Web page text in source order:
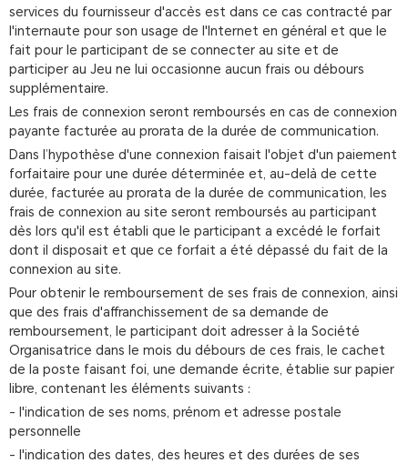
services du fournisseur d'accès est dans ce cas contracté par
l'internaute pour son usage de l'Internet en général et que le
fait pour le participant de se connecter au site et de
participer au Jeu ne lui occasionne aucun frais ou débours
supplémentaire.
Les frais de connexion seront remboursés en cas de connexion
payante facturée au prorata de la durée de communication.
Dans l’hypothèse d'une connexion faisait l'objet d'un paiement
forfaitaire pour une durée déterminée et, au-delà de cette
durée, facturée au prorata de la durée de communication, les
frais de connexion au site seront remboursés au participant
dès lors qu'il est établi que le participant a excédé le forfait
dont il disposait et que ce forfait a été dépassé du fait de la
connexion au site.
Pour obtenir le remboursement de ses frais de connexion, ainsi
que des frais d'affranchissement de sa demande de
remboursement, le participant doit adresser à la Société
Organisatrice dans le mois du débours de ces frais, le cachet
de la poste faisant foi, une demande écrite, établie sur papier
libre, contenant les éléments suivants :
- l'indication de ses noms, prénom et adresse postale
personnelle
- l'indication des dates, des heures et des durées de ses